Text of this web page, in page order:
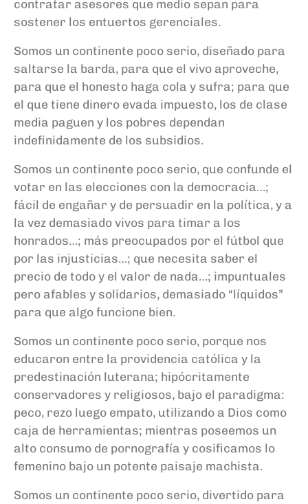
contratar asesores que medio sepan para
sostener los entuertos gerenciales.
Somos un continente poco serio, diseñado para
saltarse la barda, para que el vivo aproveche,
para que el honesto haga cola y sufra; para que
el que tiene dinero evada impuesto, los de clase
media paguen y los pobres dependan
indefinidamente de los subsidios.
Somos un continente poco serio, que confunde el
votar en las elecciones con la democracia…;
fácil de engañar y de persuadir en la política, y a
la vez demasiado vivos para timar a los
honrados…; más preocupados por el fútbol que
por las injusticias…; que necesita saber el
precio de todo y el valor de nada…; impuntuales
pero afables y solidarios, demasiado “líquidos”
para que algo funcione bien.
Somos un continente poco serio, porque nos
educaron entre la providencia católica y la
predestinación luterana; hipócritamente
conservadores y religiosos, bajo el paradigma:
peco, rezo luego empato, utilizando a Dios como
caja de herramientas; mientras poseemos un
alto consumo de pornografía y cosificamos lo
femenino bajo un potente paisaje machista.
Somos un continente poco serio, divertido para